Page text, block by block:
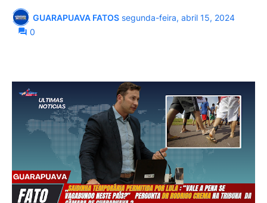
GUARAPUAVA FATOS segunda-feira, abril 15, 2024
0